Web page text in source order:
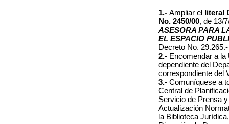
1.- Ampliar el literal
No. 2450/00, de 13/
ASESORA PARA
EL ESPACIO
Decreto No. 29.265.-
2.- Encomendar a la
dependiente del
correspondiente del
3.- Comuníquese a
Central de
Servicio de Prensa
Actualización
la Biblioteca